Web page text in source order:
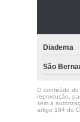
Diadema
São
O conteúdo
reprodução,
sem a
artigo 184 do